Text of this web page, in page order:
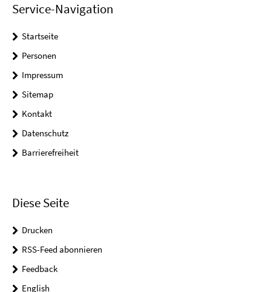
Service-Navigation
Startseite
Personen
Impressum
Sitemap
Kontakt
Datenschutz
Barrierefreiheit
Diese Seite
Drucken
RSS-Feed abonnieren
Feedback
English